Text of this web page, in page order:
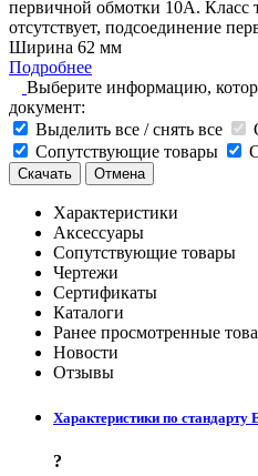
первичной обмотки 10A.
отсутствует, подсоединение
Ширина 62 мм
Подробнее
Выберите информацию,
документ:
Выделить все / снять все
Сопутствующие товары
Скачать Отмена
Характеристики
Аксессуары
Сопутствующие товары
Чертежи
Сертификаты
Каталоги
Ранее просмотренные
Новости
Отзывы
Характеристики по стандарту
?